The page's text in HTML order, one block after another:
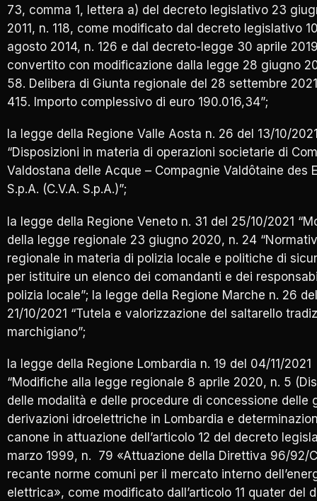
73, comma 1, lettera a) del decreto legislativo 23
2011, n. 118, come modificato dal decreto legislativo
agosto 2014, n. 126 e dal decreto-legge 30 aprile
convertito con modificazione dalla legge 28 giugno
58. Delibera di Giunta regionale del 28 settembre
415. Importo complessivo di euro 190.016,34”;
la legge della Regione Valle Aosta n. 26 del 13/10/
“Disposizioni in materia di operazioni societarie di
Valdostana delle Acque – Compagnie Valdôtaine des
S.p.A. (C.V.A. S.p.A.)”;
la legge della Regione Veneto n. 31 del 25/10/2021
della legge regionale 23 giugno 2020, n. 24
regionale in materia di polizia locale e politiche di
per istituire un elenco dei comandanti e dei
polizia locale”; la legge della Regione Marche n. 26 del
21/10/2021 “Tutela e valorizzazione del saltarello
marchigiano”;
la legge della Regione Lombardia n. 19 del 04/11/2021
“Modifiche alla legge regionale 8 aprile 2020, n. 5
delle modalità e delle procedure di concessione delle
derivazioni idroelettriche in Lombardia e
canone in attuazione dell’articolo 12 del decreto
marzo 1999, n. 79 «Attuazione della Direttiva 96/92/
recante norme comuni per il mercato interno
elettrica», come modificato dall’articolo 11 quater del